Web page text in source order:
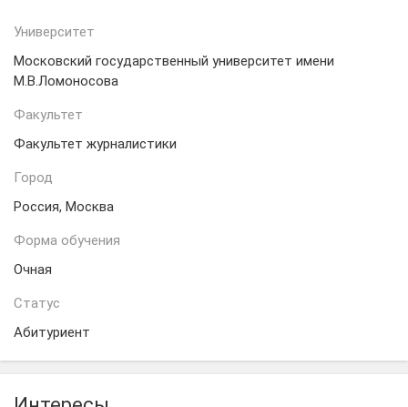
Университет
Московский государственный университет имени
М.В.Ломоносова
Факультет
Факультет журналистики
Город
Россия, Москва
Форма обучения
Очная
Статус
Абитуриент